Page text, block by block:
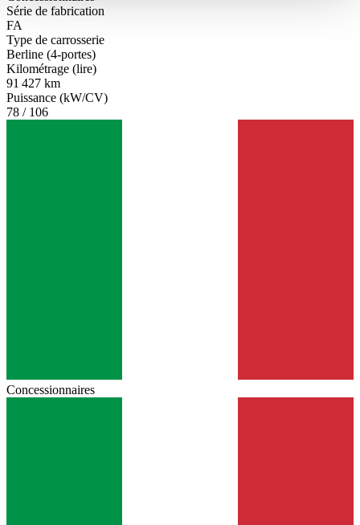
haben oder die sie im Rahmen Ihrer Nutzung der Dienste
gesammelt haben.
Série de fabrication
FA
Type de carrosserie
Berline (4-portes)
Kilométrage (lire)
91 427 km
Puissance (kW/CV)
78 / 106
Concessionnaires